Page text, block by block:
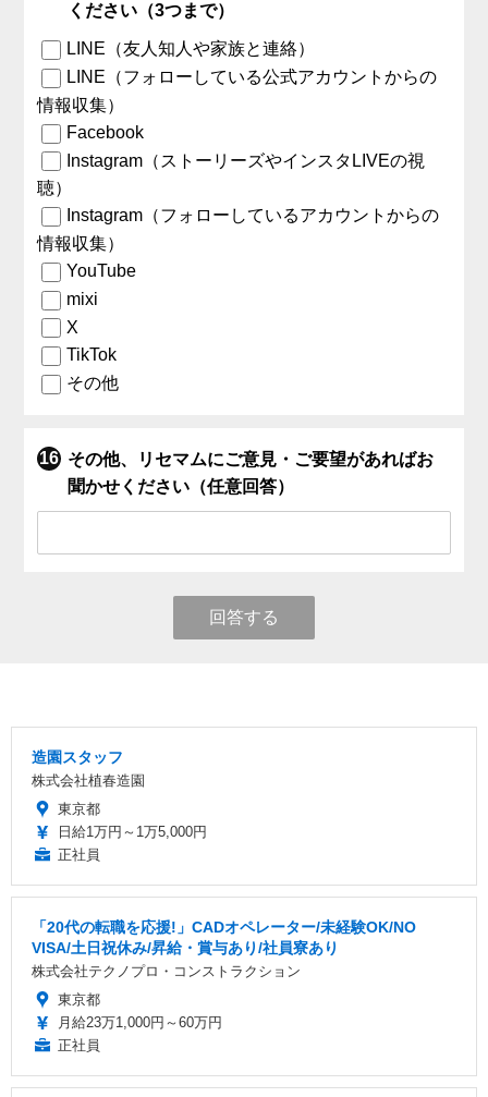
ください（3つまで）
LINE（友人知人や家族と連絡）
LINE（フォローしている公式アカウントからの
情報収集）
Facebook
Instagram（ストーリーズやインスタLIVEの視
聴）
Instagram（フォローしているアカウントからの
情報収集）
YouTube
mixi
X
TikTok
その他
その他、リセマムにご意見・ご要望があればお
聞かせください（任意回答）
回答する
造園スタッフ
株式会社植春造園
東京都
日給1万円～1万5,000円
正社員
「20代の転職を応援!」CADオペレーター/未経験OK/NO
VISA/土日祝休み/昇給・賞与あり/社員寮あり
株式会社テクノプロ・コンストラクション
東京都
月給23万1,000円～60万円
正社員